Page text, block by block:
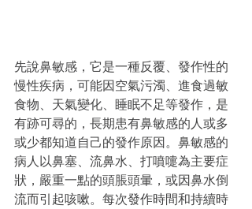
先說鼻敏感，它是一種反覆、發作性的
慢性疾病，可能因空氣污濁、進食過敏
食物、天氣變化、睡眠不足等發作，是
有跡可尋的，長期患有鼻敏感的人或多
或少都知道自己的發作原因。鼻敏感的
病人以鼻塞、流鼻水、打噴嚏為主要症
狀，嚴重一點的頭脹頭暈，或因鼻水倒
流而引起咳嗽。每次發作時間和持續時